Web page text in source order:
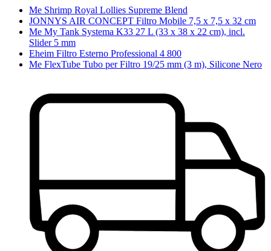
Me Shrimp Royal Lollies Supreme Blend
JONNYS AIR CONCEPT Filtro Mobile 7,5 x 7,5 x 32 cm
Me My Tank Systema K33 27 L (33 x 38 x 22 cm), incl.
Slider 5 mm
Eheim Filtro Esterno Professional 4 800
Me FlexTube Tubo per Filtro 19/25 mm (3 m), Silicone Nero